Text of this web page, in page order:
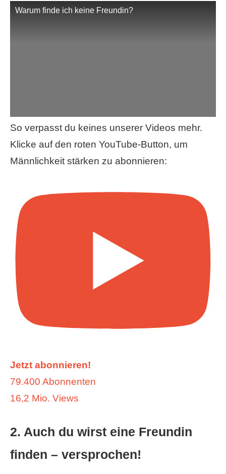
Warum finde ich keine Freundin?
So verpasst du keines unserer Videos mehr.
Klicke auf den roten YouTube-Button, um
Männlichkeit stärken zu abonnieren:
Jetzt abonnieren!
79.400 Abonnenten
16,2 Mio. Views
2. Auch du wirst eine Freundin
finden – versprochen!